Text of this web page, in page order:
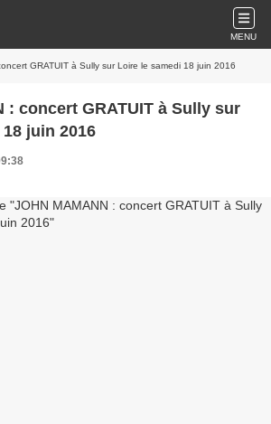
MENU
GRATUIT à Sully sur Loire le samedi 18 juin 2016
: concert GRATUIT à Sully sur
juin 2016